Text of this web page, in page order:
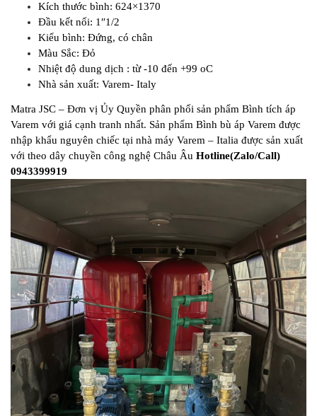
Kích thước bình: 624×1370
Đầu kết nối: 1″1/2
Kiểu bình: Đứng, có chân
Màu Sắc: Đỏ
Nhiệt độ dung dịch : từ -10 đến +99 oC
Nhà sản xuất: Varem- Italy
Matra JSC – Đơn vị Ủy Quyền phân phối sản phẩm Bình tích áp
Varem với giá cạnh tranh nhất. Sản phẩm Bình bù áp Varem được
nhập khẩu nguyên chiếc tại nhà máy Varem – Italia được sản xuất
với theo dây chuyền công nghệ Châu Âu Hotline(Zalo/Call)
0943399919